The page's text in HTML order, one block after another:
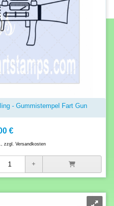
- Gummistempel Fart Gun
€
zzgl. Versandkosten